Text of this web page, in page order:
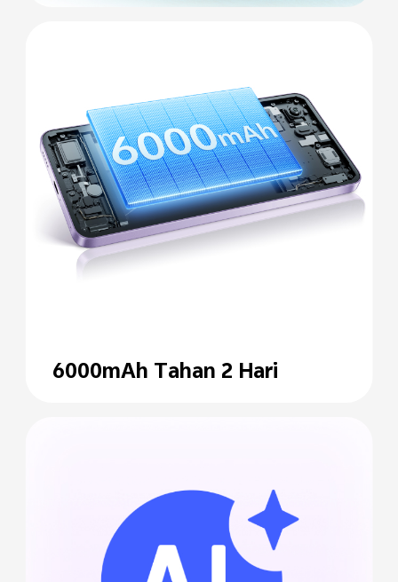
6000mAh Tahan 2 Hari